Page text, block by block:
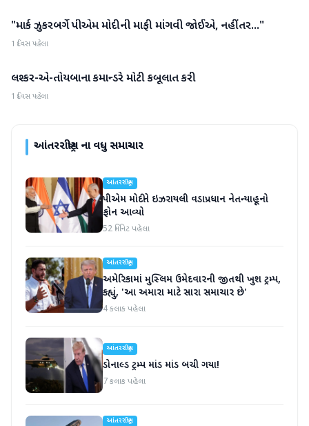
આંતરરાષ્ટ્રીય
"માર્ક ઝુકરબર્ગે પીએમ મોદીની માફી માંગવી જોઈએ, નહીંતર..."
1 દિવસ પહેલા
આંતરરાષ્ટ્રીય
લશ્કર-એ-તોયબાના કમાન્ડરે મોટી કબૂલાત કરી
1 દિવસ પહેલા
આંતરરાષ્ટ્રીયના વધુ સમાચાર
આંતરરાષ્ટ્રીય
પીએમ મોદીને ઇઝરાયલી વડાપ્રધાન નેતન્યાહૂનો
ફોન આવ્યો
52 મિનિટ પહેલા
આંતરરાષ્ટ્રીય
અમેરિકામાં મુસ્લિમ ઉમેદવારની જીતથી ખુશ ટ્રમ્પ,
કહ્યું, 'આ અમારા માટે સારા સમાચાર છે'
4 કલાક પહેલા
આંતરરાષ્ટ્રીય
ડોનાલ્ડ ટ્રમ્પ માંડ માંડ બચી ગયા!
7 કલાક પહેલા
આંતરરાષ્ટ્રીય